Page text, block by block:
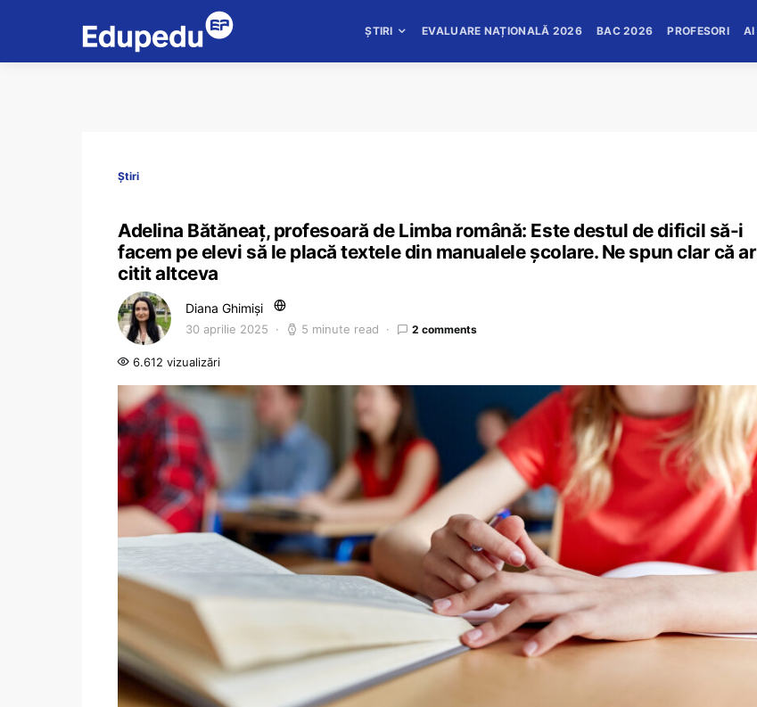
ȘTIRI EVALUARE NAȚIONALĂ 2026 BAC 2026 PROFESORI AI
Știri
Adelina Bătăneaț, profesoară de Limba română: Este destul de dificil să-i
facem pe elevi să le placă textele din manualele școlare. Ne spun clar că
citit altceva
Diana Ghimiși
30 aprilie 2025 5 minute read 2 comments
6.612 vizualizări